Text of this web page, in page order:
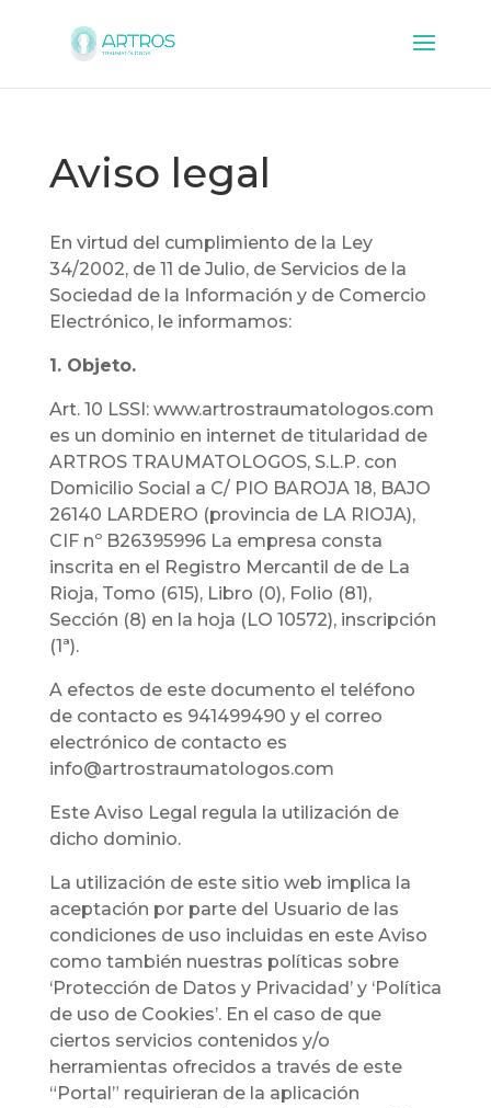
Aviso legal
En virtud del cumplimiento de la Ley
34/2002, de 11 de Julio, de Servicios de la
Sociedad de la Información y de Comercio
Electrónico, le informamos:
1. Objeto.
Art. 10 LSSI: www.artrostraumatologos.com
es un dominio en internet de titularidad de
ARTROS TRAUMATOLOGOS, S.L.P. con
Domicilio Social a C/ PIO BAROJA 18, BAJO
26140 LARDERO (provincia de LA RIOJA),
CIF nº B26395996 La empresa consta
inscrita en el Registro Mercantil de de La
Rioja, Tomo (615), Libro (0), Folio (81),
Sección (8) en la hoja (LO 10572), inscripción
(1ª).
A efectos de este documento el teléfono
de contacto es 941499490 y el correo
electrónico de contacto es
info@artrostraumatologos.com
Este Aviso Legal regula la utilización de
dicho dominio.
La utilización de este sitio web implica la
aceptación por parte del Usuario de las
condiciones de uso incluidas en este Aviso
como también nuestras políticas sobre
‘Protección de Datos y Privacidad’ y ‘Política
de uso de Cookies’. En el caso de que
ciertos servicios contenidos y/o
herramientas ofrecidos a través de este
“Portal” requirieran de la aplicación